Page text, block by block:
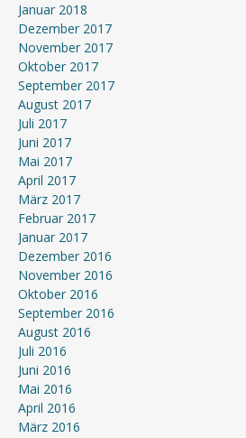
Januar 2018
Dezember 2017
November 2017
Oktober 2017
September 2017
August 2017
Juli 2017
Juni 2017
Mai 2017
April 2017
März 2017
Februar 2017
Januar 2017
Dezember 2016
November 2016
Oktober 2016
September 2016
August 2016
Juli 2016
Juni 2016
Mai 2016
April 2016
März 2016